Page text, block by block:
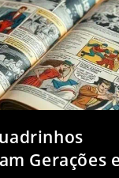
Gerações e